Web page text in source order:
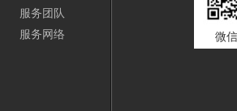
服务团队
服务网络
微